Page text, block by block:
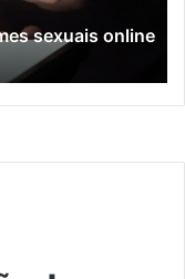
sexuais online